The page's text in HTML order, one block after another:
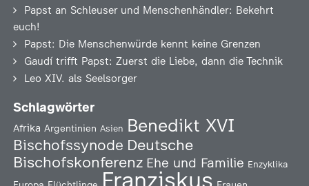
Papst an Schleuser und Menschenhändler: Bekehrt
euch!
Papst: Die Menschenwürde kennt keine Grenzen
Gaudí trifft Papst: Zuerst die Liebe, dann die Technik
Leo XIV. als Seelsorger
Schlagwörter
Afrika Argentinien Asien Benedikt XVI
Bischofssynode Deutsche
Bischofskonferenz Ehe und Familie Enzyklika
Franziskus